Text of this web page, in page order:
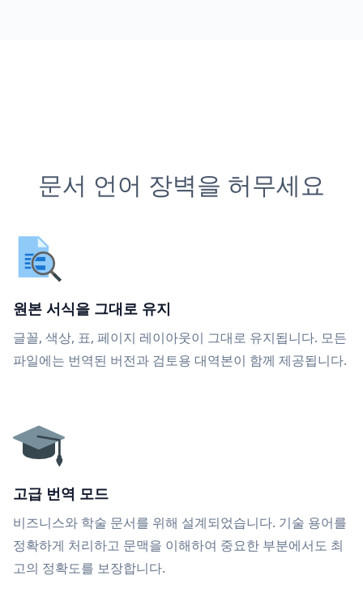
문서 언어 장벽을 허무세요
원본 서식을 그대로 유지
글꼴, 색상, 표, 페이지 레이아웃이 그대로 유지됩니다. 모든
파일에는 번역된 버전과 검토용 대역본이 함께 제공됩니다.
고급 번역 모드
비즈니스와 학술 문서를 위해 설계되었습니다. 기술 용어를
정확하게 처리하고 문맥을 이해하여 중요한 부분에서도 최
고의 정확도를 보장합니다.